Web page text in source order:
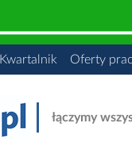
Kwartalnik Oferty
łączymy